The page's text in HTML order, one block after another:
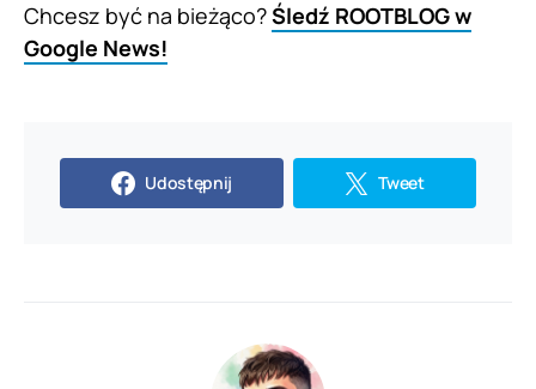
Chcesz być na bieżąco?Śledź ROOTBLOG w
Google News!
Udostępnij Tweet